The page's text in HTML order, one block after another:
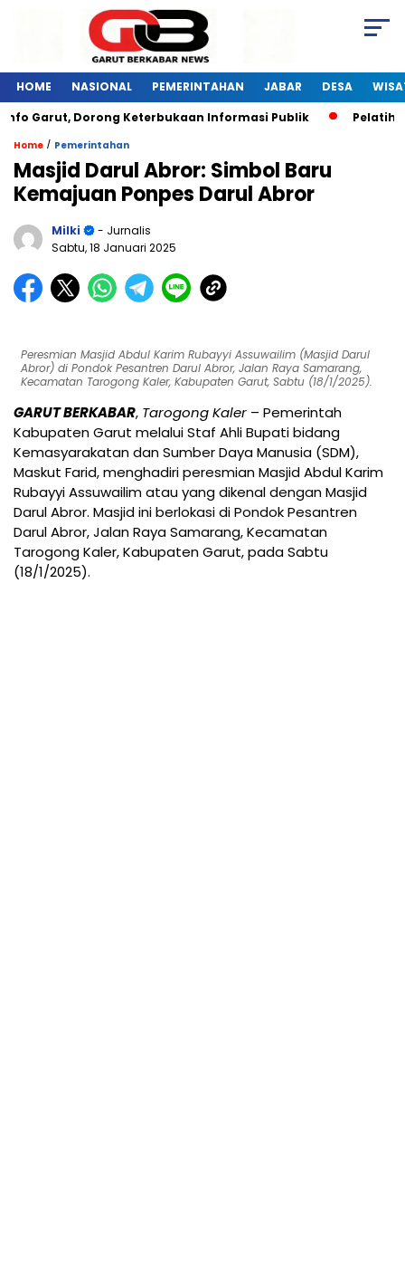
HOME NASIONAL PEMERINTAHAN JABAR DESA
Dorong Keterbukaan Informasi Publik
Pelatihan
Home / Pemerintahan
Masjid Darul Abror: Simbol Baru
Kemajuan Ponpes Darul Abror
Milki
- Jurnalis
Sabtu, 18 Januari 2025
Peresmian Masjid Abdul Karim Rubayyi Assuwailim (Masjid Darul
Abror) di Pondok Pesantren Darul Abror, Jalan Raya Samarang,
Kecamatan Tarogong Kaler, Kabupaten Garut, Sabtu (18/1/2025).
GARUT BERKABAR, Tarogong Kaler – Pemerintah
Kabupaten Garut melalui Staf Ahli Bupati bidang
Kemasyarakatan dan Sumber Daya Manusia (SDM),
Maskut Farid, menghadiri peresmian Masjid Abdul Karim
Rubayyi Assuwailim atau yang dikenal dengan Masjid
Darul Abror. Masjid ini berlokasi di Pondok Pesantren
Darul Abror, Jalan Raya Samarang, Kecamatan
Tarogong Kaler, Kabupaten Garut, pada Sabtu
(18/1/2025).